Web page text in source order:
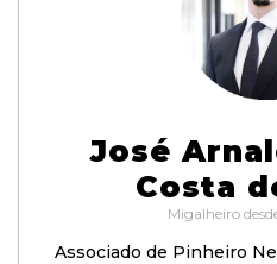
José
Costa
Migalheiro
Associado de Pinheiro